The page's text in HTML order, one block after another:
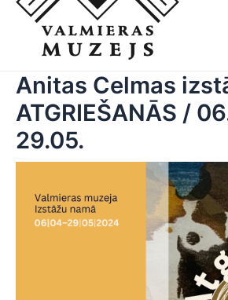
Anitas Celmas
ATGRIEŠANĀS /
29.05.